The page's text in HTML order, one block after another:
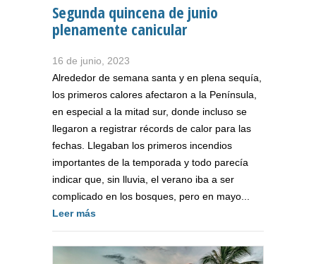
Segunda quincena de junio
plenamente canicular
16 de junio, 2023
Alrededor de semana santa y en plena sequía,
los primeros calores afectaron a la Península,
en especial a la mitad sur, donde incluso se
llegaron a registrar récords de calor para las
fechas. Llegaban los primeros incendios
importantes de la temporada y todo parecía
indicar que, sin lluvia, el verano iba a ser
complicado en los bosques, pero en mayo...
Leer más